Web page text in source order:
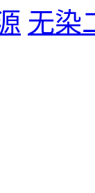
无染